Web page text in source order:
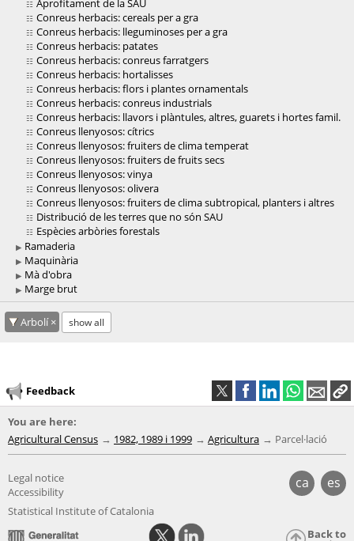
Aprofitament de la SAU
Conreus herbacis: cereals per a gra
Conreus herbacis: lleguminoses per a gra
Conreus herbacis: patates
Conreus herbacis: conreus farratgers
Conreus herbacis: hortalisses
Conreus herbacis: flors i plantes ornamentals
Conreus herbacis: conreus industrials
Conreus herbacis: llavors i plàntules, altres, guarets i hortes famil.
Conreus llenyosos: cítrics
Conreus llenyosos: fruiters de clima temperat
Conreus llenyosos: fruiters de fruits secs
Conreus llenyosos: vinya
Conreus llenyosos: olivera
Conreus llenyosos: fruiters de clima subtropical, planters i altres
Distribució de les terres que no són SAU
Espècies arbòries forestals
Ramaderia
Maquinària
Mà d'obra
Marge brut
Arbolí show all
Feedback
You are here:
Agricultural Census
1982, 1989 i 1999 Agricultura Parcel·lació
ca es
Legal notice
Accessibility
Statistical Institute of Catalonia
Back to